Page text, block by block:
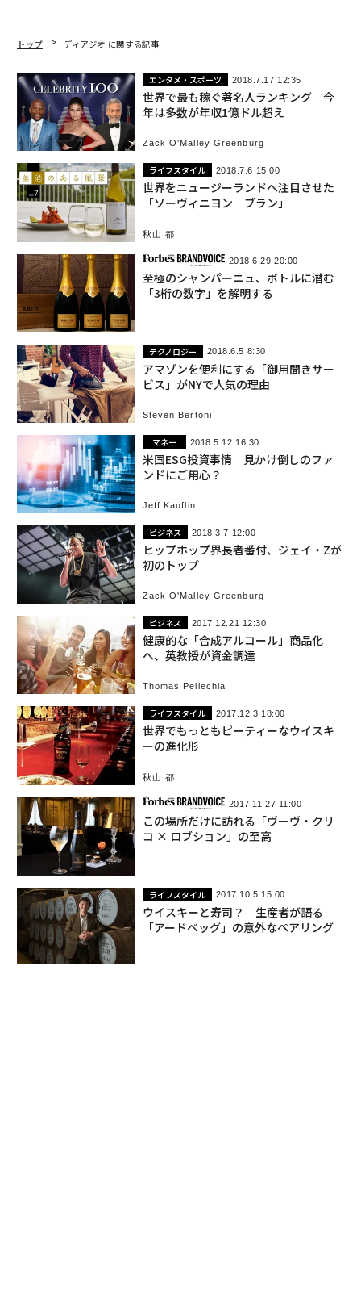
トップ ディアジオ に関する記事
エンタメ・スポーツ 2018.7.17 12:35
世界で最も稼ぐ著名人ランキング 今
年は多数が年収1億ドル超え
Zack O'Malley Greenburg
ライフスタイル 2018.7.6 15:00
世界をニュージーランドへ注目させた
「ソーヴィニヨン ブラン」
秋山 都
2018.6.29 20:00
至極のシャンパーニュ、ボトルに潜む
「3桁の数字」を解明する
テクノロジー 2018.6.5 8:30
アマゾンを便利にする「御用聞きサー
ビス」がNYで人気の理由
Steven Bertoni
マネー 2018.5.12 16:30
米国ESG投資事情 見かけ倒しのファ
ンドにご用心？
Jeff Kauflin
ビジネス 2018.3.7 12:00
ヒップホップ界長者番付、ジェイ・Zが
初のトップ
Zack O'Malley Greenburg
ビジネス 2017.12.21 12:30
健康的な「合成アルコール」商品化
へ、英教授が資金調達
Thomas Pellechia
ライフスタイル 2017.12.3 18:00
世界でもっともピーティーなウイスキ
ーの進化形
秋山 都
2017.11.27 11:00
この場所だけに訪れる「ヴーヴ・クリ
コ × ロブション」の至高
ライフスタイル 2017.10.5 15:00
ウイスキーと寿司？ 生産者が語る
「アードベッグ」の意外なペアリング